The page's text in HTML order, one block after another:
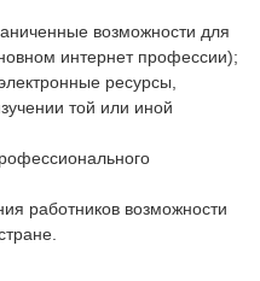
возможности для
интернет профессии);
ресурсы,
той или иной
работников возможности